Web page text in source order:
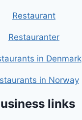
Restaurant
Restauranter
in Denmark
in Norway
links